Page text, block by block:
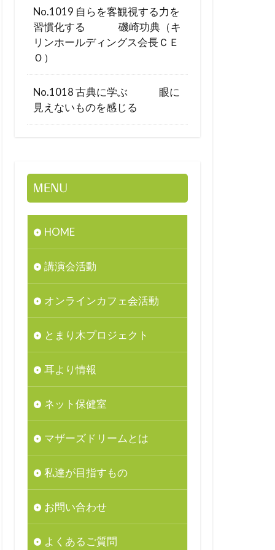
No.1019 自らを客観視する力を
習慣化する 磯崎功典（キ
リンホールディングス会長ＣＥ
Ｏ）
No.1018 古典に学ぶ 眼に
見えないものを感じる
MENU
HOME
講演会活動
オンラインカフェ会活動
とまり木プロジェクト
耳より情報
ネット保健室
マザーズドリームとは
私達が目指すもの
お問い合わせ
よくあるご質問